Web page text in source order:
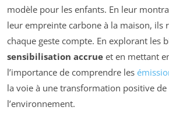
modèle pour les enfants. En leur
leur empreinte carbone à la maison, ils
chaque geste compte. En explorant les
sensibilisation accrue et en mettant
l’importance de comprendre les
la voie à une transformation positive
l’environnement.